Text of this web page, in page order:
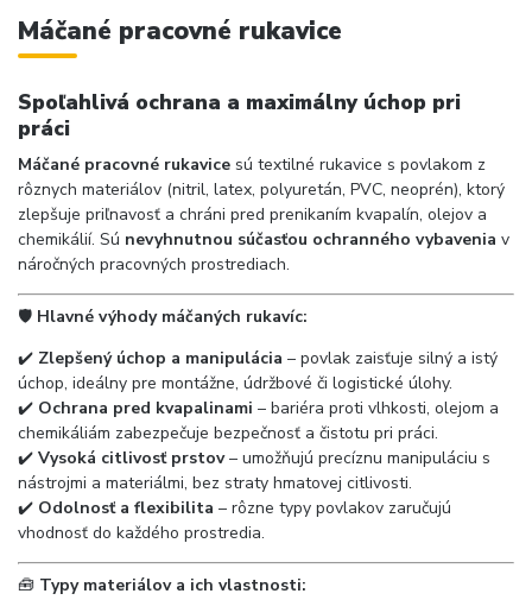
Máčané pracovné rukavice
Spoľahlivá ochrana a maximálny úchop pri
práci
Máčané pracovné rukavice sú textilné rukavice s povlakom z
rôznych materiálov (nitril, latex, polyuretán, PVC, neoprén), ktorý
zlepšuje priľnavosť a chráni pred prenikaním kvapalín, olejov a
chemikálií. Sú nevyhnutnou súčasťou ochranného vybavenia v
náročných pracovných prostrediach.
🛡️ Hlavné výhody máčaných rukavíc:
✔️ Zlepšený úchop a manipulácia – povlak zaisťuje silný a istý
úchop, ideálny pre montážne, údržbové či logistické úlohy.
✔️ Ochrana pred kvapalinami – bariéra proti vlhkosti, olejom a
chemikáliám zabezpečuje bezpečnosť a čistotu pri práci.
✔️ Vysoká citlivosť prstov– umožňujú precíznu manipuláciu s
nástrojmi a materiálmi, bez straty hmatovej citlivosti.
✔️ Odolnosť a flexibilita – rôzne typy povlakov zaručujú
vhodnosť do každého prostredia.
🧰 Typy materiálov a ich vlastnosti: